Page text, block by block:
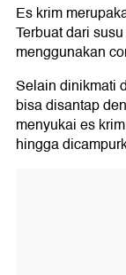
Es krim
Terbuat dari
menggunakan
Selain dinikmati
bisa disantap
menyukai es
hingga